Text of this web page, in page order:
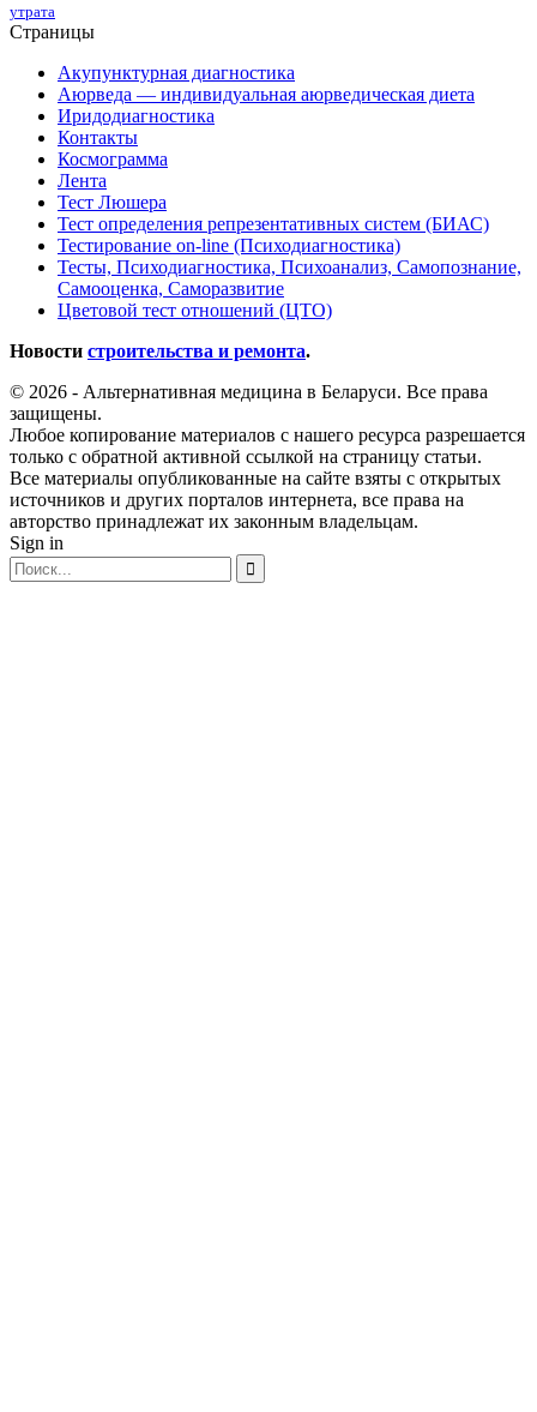
утрата
Страницы
Акупунктурная диагностика
Аюрведа — индивидуальная аюрведическая диета
Иридодиагностика
Контакты
Космограмма
Лента
Тест Люшера
Тест определения репрезентативных систем (БИАС)
Тестирование on-line (Психодиагностика)
Тесты, Психодиагностика, Психоанализ, Самопознание,
Самооценка, Саморазвитие
Цветовой тест отношений (ЦТО)
Новости строительства и ремонта.
© 2026 - Альтернативная медицина в Беларуси. Все права
защищены.
Любое копирование материалов с нашего ресурса разрешается
только с обратной активной ссылкой на страницу статьи.
Все материалы опубликованные на сайте взяты с открытых
источников и других порталов интернета, все права на
авторство принадлежат их законным владельцам.
Sign in